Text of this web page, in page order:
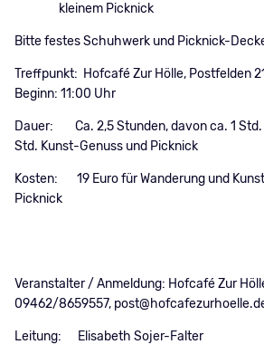
kleinem Picknick
Bitte festes Schuhwerk und Picknick-
Treffpunkt: Hofcafé Zur Hölle, Postfelden
Beginn: 11:00 Uhr
Dauer: Ca. 2,5 Stunden, davon ca. 1 Std.
Std. Kunst-Genuss und Picknick
Kosten: 19 Euro für Wanderung und
Picknick
Veranstalter / Anmeldung: Hofcafé Zur
09462/8659557,
Leitung: Elisabeth Sojer-Falter